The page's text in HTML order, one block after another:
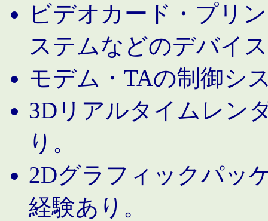
ビデオカード・プリ
ステムなどのデバイ
モデム・TAの制御シ
3Dリアルタイムレン
り。
2Dグラフィックパッ
経験あり。